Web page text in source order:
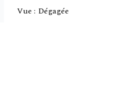
Vue Dégagée